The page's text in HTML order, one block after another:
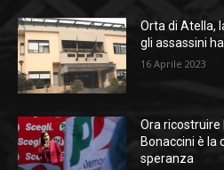
Orta di Atella,
gli assassini
16 Aprile 2023
Ora ricostruire
Bonaccini è la
speranza